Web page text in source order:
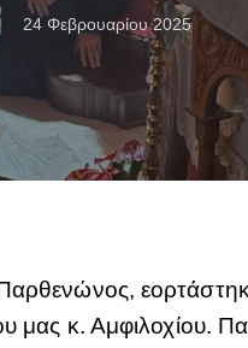
24 Φεβρουαρίου 2025
μας κ. Αμφιλοχίου.